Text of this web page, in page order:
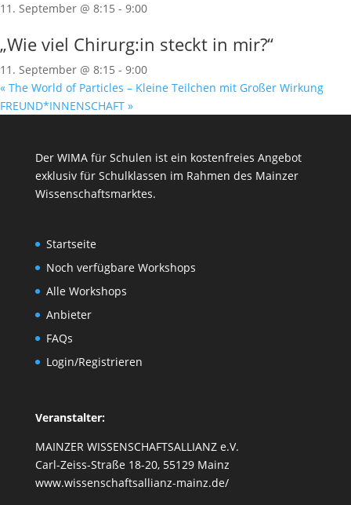
11. September @ 8:15 - 9:00
„Wie viel Chirurg:in steckt in mir?“
11. September @ 8:15 - 9:00
« The World of Particles – Kleine Teilchen mit Großer Wirkung
FREUND*INNENSCHAFT »
Der WIMA für Schulen ist ein kostenfreies Angebot
exklusiv für Schulklassen im Rahmen des Mainzer
Wissenschaftsmarktes.
Startseite
Noch verfügbare Workshops
Alle Workshops
Anbieter
FAQs
Login/Registrieren
Veranstalter:
MAINZER WISSENSCHAFTSALLIANZ e.V.
Carl-Zeiss-Straße 18-20, 55129 Mainz
www.wissenschaftsallianz-mainz.de/